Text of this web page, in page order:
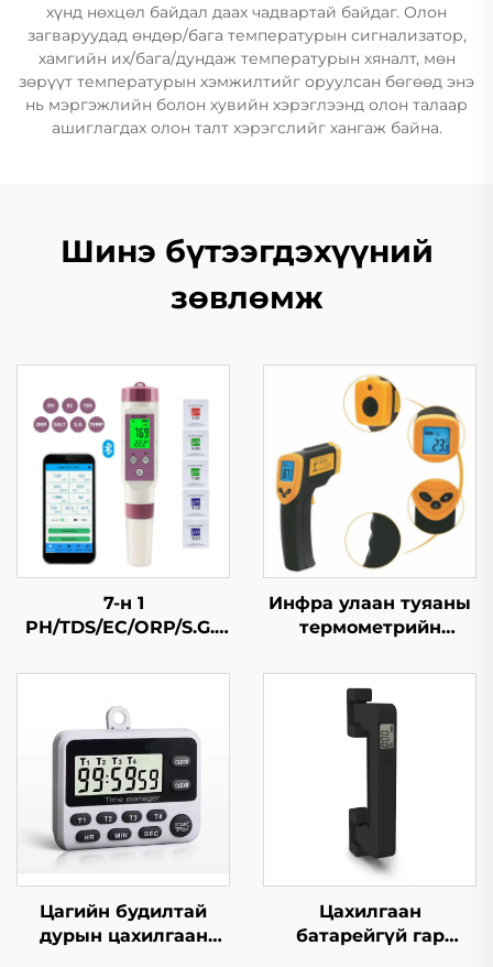
хүнд нөхцөл байдал даах чадвартай байдаг. Олон
загваруудад өндөр/бага температурын сигнализатор,
хамгийн их/бага/дундаж температурын хяналт, мөн
зөрүүт температурын хэмжилтийг оруулсан бөгөөд энэ
нь мэргэжлийн болон хувийн хэрэглээнд олон талаар
ашиглагдах олон талт хэрэгслийг хангаж байна.
Шинэ бүтээгдэхүүний
зөвлөмж
7-н 1
PH/TDS/EC/ORP/S.G./
Bluetooth усны чанар
Инфра улаан туяаны
термометрийн
Цагийн будилтай
дурын цахилгаан
Цахилгаан
батарейгүй гар